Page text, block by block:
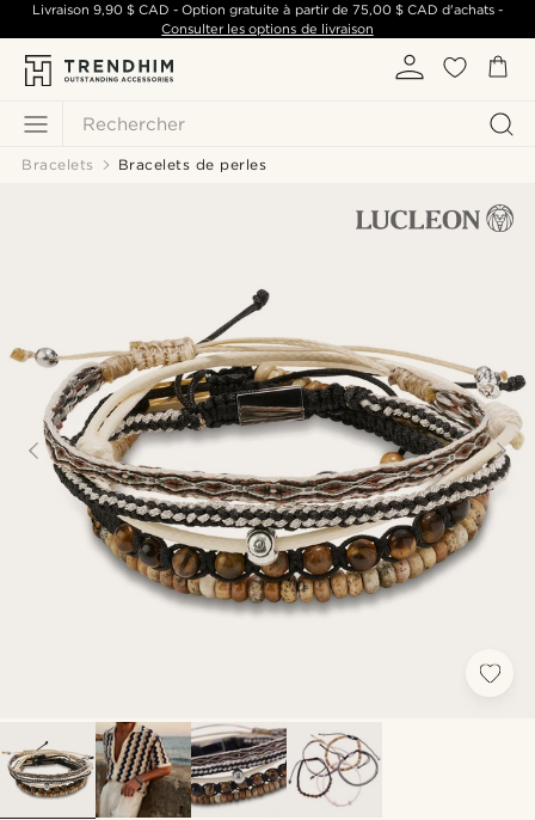
Rechercher
Livraison 9,90 $ CAD - Option gratuite à partir de 75,00 $ CAD d'achats -
Consulter les options de livraison
Bracelets Bracelets de perles